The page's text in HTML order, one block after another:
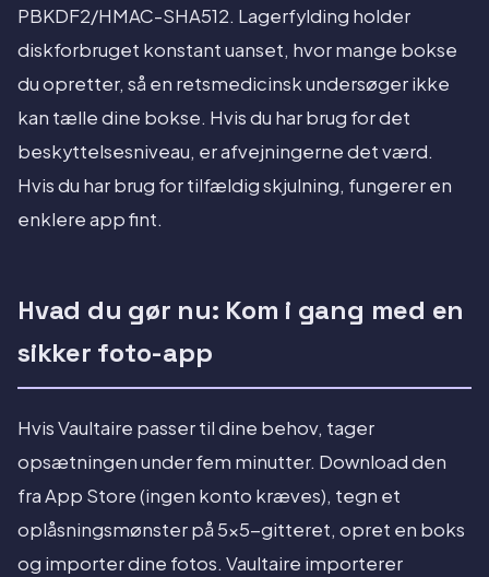
PBKDF2/HMAC-SHA512. Lagerfylding holder
diskforbruget konstant uanset, hvor mange bokse
du opretter, så en retsmedicinsk undersøger ikke
kan tælle dine bokse. Hvis du har brug for det
beskyttelsesniveau, er afvejningerne det værd.
Hvis du har brug for tilfældig skjulning, fungerer en
enklere app fint.
Hvad du gør nu: Kom i gang med en
sikker foto-app
Hvis Vaultaire passer til dine behov, tager
opsætningen under fem minutter. Download den
fra App Store (ingen konto kræves), tegn et
oplåsningsmønster på 5x5-gitteret, opret en boks
og importer dine fotos. Vaultaire importerer